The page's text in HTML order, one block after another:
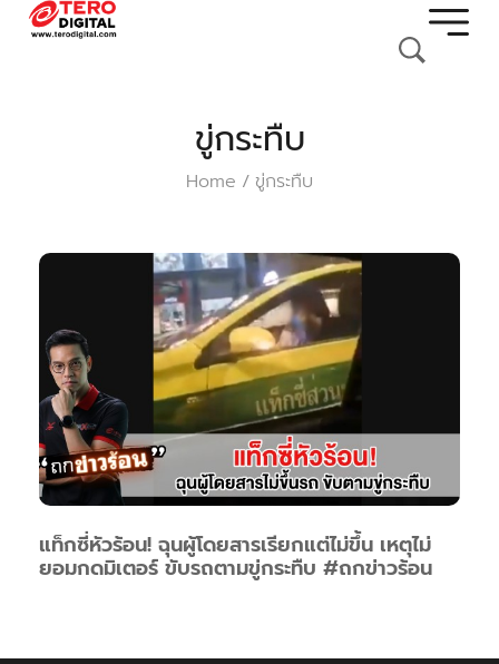
ขู่กระทืบ
Home / ขู่กระทืบ
แท็กซี่หัวร้อน! ฉุนผู้โดยสารเรียกแต่ไม่ขึ้น เหตุไม่
ยอมกดมิเตอร์ ขับรถตามขู่กระทืบ #ถกข่าวร้อน